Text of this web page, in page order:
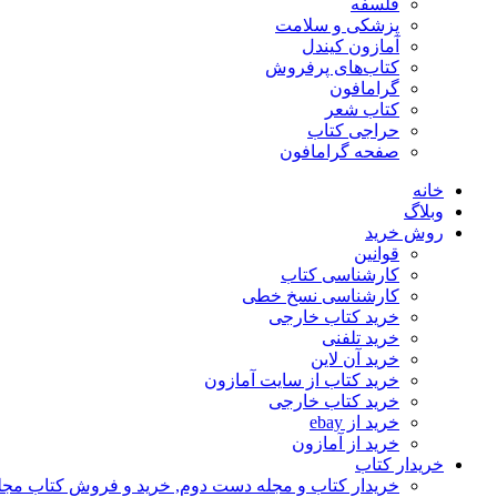
فلسفه
پزشکی و سلامت
آمازون کیندل
کتاب‌های پرفروش
گرامافون
کتاب شعر
حراجی کتاب
صفحه گرامافون
خانه
وبلاگ
روش خرید
قوانین
کارشناسی کتاب
کارشناسی نسخ خطی
خرید کتاب خارجی
خرید تلفنی
خرید آن لاین
خرید کتاب از سایت آمازون
خرید کتاب خارجی
خرید از ebay
خرید از آمازون
خریدار کتاب
خریدار کتاب و مجله دست دوم, خرید و فروش کتاب